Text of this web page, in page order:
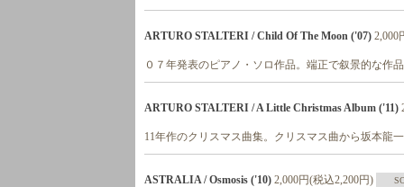
ARTURO STALTERI / Child Of The Moon ('07) 2,000
０７年発表のピアノ・ソロ作品。端正で叙景的な作
ARTURO STALTERI / A Little Christmas Album ('11)
11年作のクリスマス曲集。クリスマス曲から坂本龍
ASTRALIA / Osmosis ('10) 2,000円(税込2,200円)